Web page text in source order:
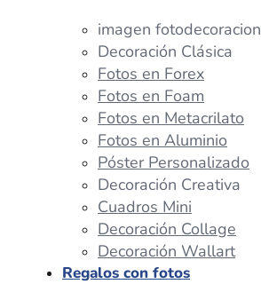
imagen fotodecoracion
Decoración Clásica
Fotos en Forex
Fotos en Foam
Fotos en Metacrilato
Fotos en Aluminio
Póster Personalizado
Decoración Creativa
Cuadros Mini
Decoración Collage
Decoración Wallart
Regalos con fotos